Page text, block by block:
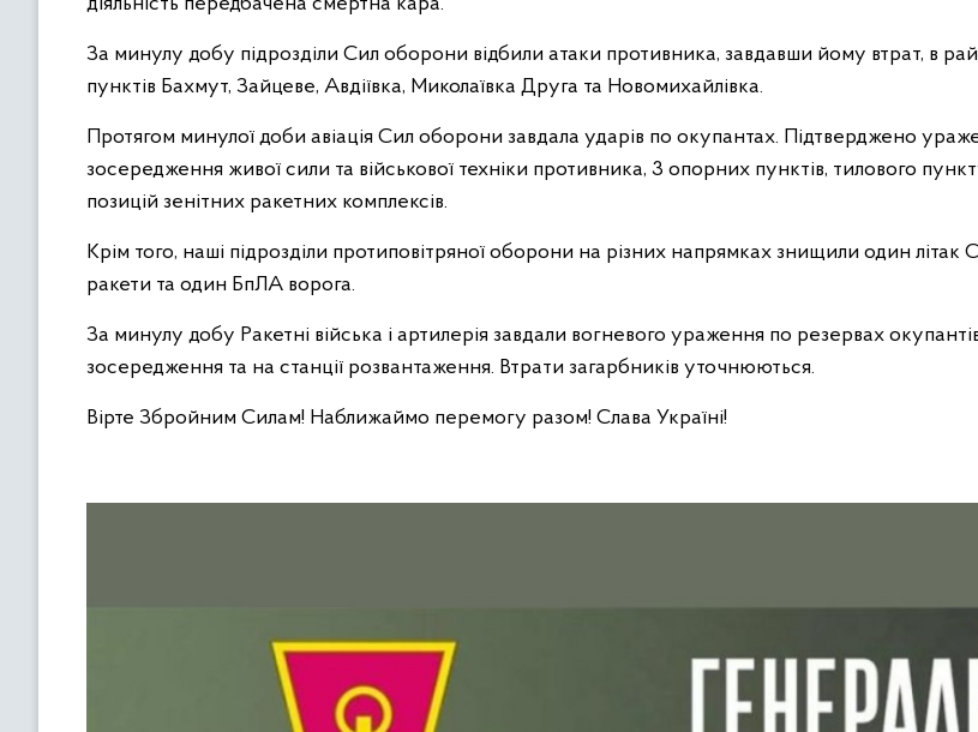
За минулу добу підрозділи Сил оборони відбили атаки противника, завдавши йому втрат, в
пунктів Бахмут, Зайцеве, Авдіївка, Миколаївка Друга та Новомихайлівка.
Протягом минулої доби авіація Сил оборони завдала ударів по окупантах. Підтверджено
зосередження живої сили та військової техніки противника, 3 опорних пунктів, тилового
позицій зенітних ракетних комплексів.
Крім того, наші підрозділи протиповітряної оборони на різних напрямках знищили один літак
ракети та один БпЛА ворога.
За минулу добу Ракетні війська і артилерія завдали вогневого ураження по резервах
зосередження та на станції розвантаження. Втрати загарбників уточнюються.
Вірте Збройним Силам! Наближаймо перемогу разом! Слава Україні!